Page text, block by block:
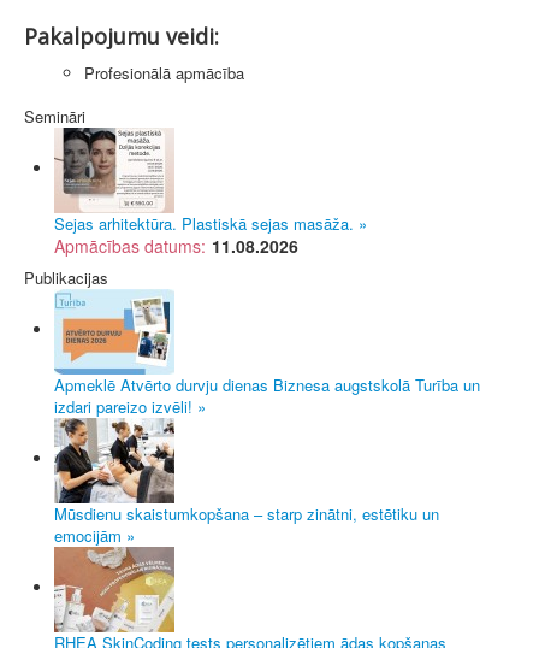
Pakalpojumu veidi:
Profesionālā apmācība
Semināri
Sejas arhitektūra. Plastiskā sejas masāža. »
Apmācības datums: 11.08.2026
Publikacijas
Apmeklē Atvērto durvju dienas Biznesa augstskolā Turība un
izdari pareizo izvēli! »
Mūsdienu skaistumkopšana – starp zinātni, estētiku un
emocijām »
RHEA SkinCoding tests personalizētiem ādas kopšanas